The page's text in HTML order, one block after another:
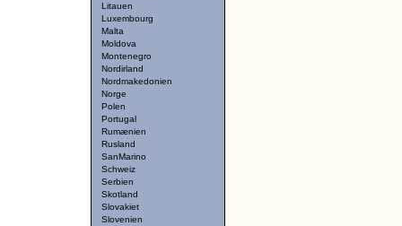
Litauen
Luxembourg
Malta
Moldova
Montenegro
Nordirland
Nordmakedonien
Norge
Polen
Portugal
Rumænien
Rusland
SanMarino
Schweiz
Serbien
Skotland
Slovakiet
Slovenien